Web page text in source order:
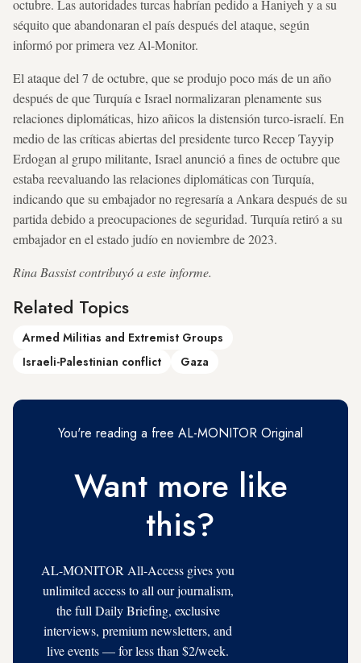
octubre. Las autoridades turcas habrían pedido a Haniyeh y a su
séquito que abandonaran el país después del ataque, según
informó por primera vez Al-Monitor.
El ataque del 7 de octubre, que se produjo poco más de un año
después de que Turquía e Israel normalizaran plenamente sus
relaciones diplomáticas, hizo añicos la distensión turco-israelí. En
medio de las críticas abiertas del presidente turco Recep Tayyip
Erdogan al grupo militante, Israel anunció a fines de octubre que
estaba reevaluando las relaciones diplomáticas con Turquía,
indicando que su embajador no regresaría a Ankara después de su
partida debido a preocupaciones de seguridad. Turquía retiró a su
embajador en el estado judío en noviembre de 2023.
Rina Bassist contribuyó a este informe.
Related Topics
Armed Militias and Extremist Groups
Israeli-Palestinian conflict
Gaza
You're reading a free AL-MONITOR Original
Want more like
this?
AL-MONITOR All-Access gives you
unlimited access to all our journalism,
the full Daily Briefing, exclusive
interviews, premium newsletters, and
live events — for less than $2/week.